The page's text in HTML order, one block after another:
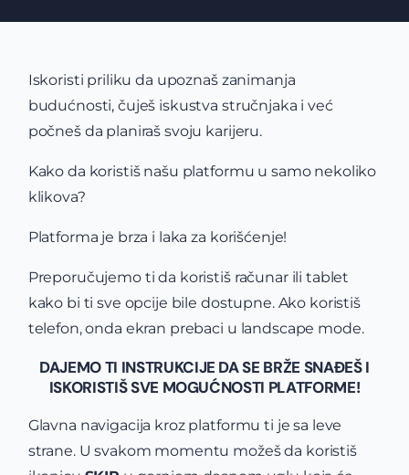
Iskoristi priliku da upoznaš zanimanja
budućnosti, čuješ iskustva stručnjaka i već
počneš da planiraš svoju karijeru.
Kako da koristiš našu platformu u samo nekoliko
klikova?
Platforma je brza i laka za korišćenje!
Preporučujemo ti da koristiš računar ili tablet
kako bi ti sve opcije bile dostupne. Ako koristiš
telefon, onda ekran prebaci u landscape mode.
DAJEMO TI INSTRUKCIJE DA SE BRŽE SNAĐEŠ I
ISKORISTIŠ SVE MOGUĆNOSTI PLATFORME!
Glavna navigacija kroz platformu ti je sa leve
strane. U svakom momentu možeš da koristiš